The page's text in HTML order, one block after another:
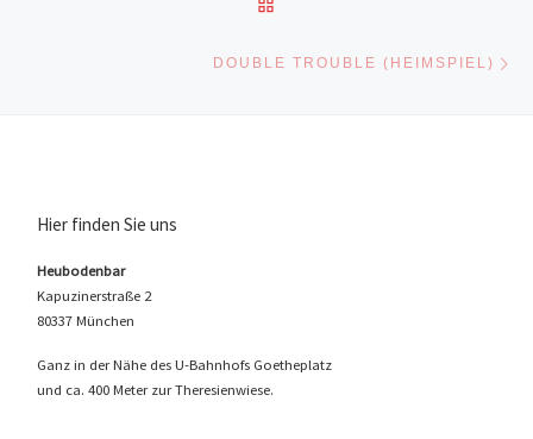
DOUBLE TROUBLE (HEIMSPIEL)
Hier finden Sie uns
Heubodenbar
Kapuzinerstraße 2
80337 München
Ganz in der Nähe des U-Bahnhofs Goetheplatz
und ca. 400 Meter zur Theresienwiese.